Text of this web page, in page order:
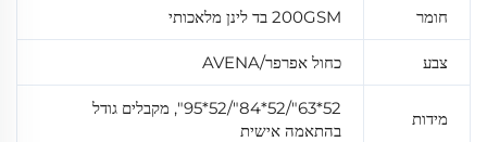
חומר 200GSM בד לינן מלאכותי
צבע כחול אפרפר/AVENA
מידות
52*63"/52*84"/52*95", מקבלים גודל
בהתאמה אישית